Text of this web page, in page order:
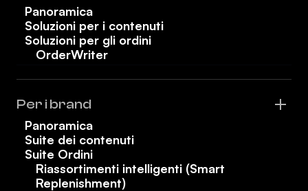
Panoramica
Soluzioni per i contenuti
Soluzioni per gli ordini
OrderWriter
Per i brand
Panoramica
Suite dei contenuti
Suite Ordini
Riassortimenti intelligenti (Smart
Replenishment)